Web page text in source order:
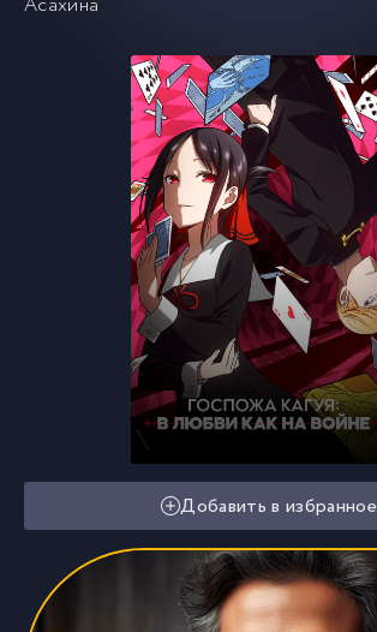
Добавить в избранное